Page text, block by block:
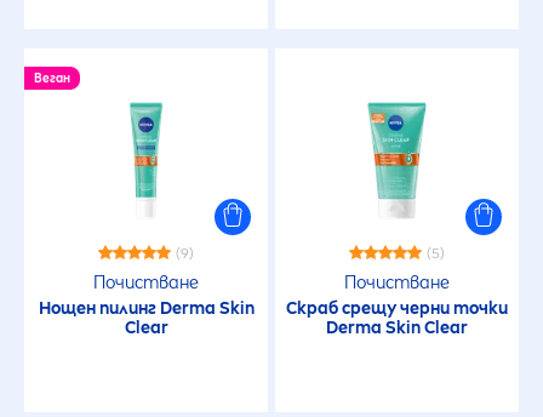
Веган
(9)
Почистване
Нощен пилинг Derma Skin
Clear
(5)
Почистване
Скраб срещу черни точки
Derma SkinClear